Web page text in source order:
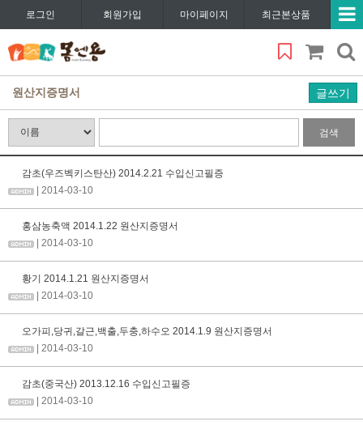
로그인 회원가입 마이페이지 최근본상품
원산지증명서 글쓰기
검색
감초(우즈벡키스탄산) 2014.2.21 수입신고필증
| 2014-03-10
홍삼농축액 2014.1.22 원산지증명서
| 2014-03-10
황기 2014.1.21 원산지증명서
| 2014-03-10
오가피,당귀,갈근,백출,두충,하수오 2014.1.9 원산지증명서
| 2014-03-10
감초(중국산) 2013.12.16 수입신고필증
| 2014-03-10